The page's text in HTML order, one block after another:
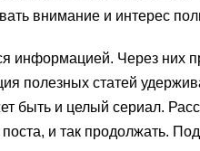
внимание и интерес
информацией. Через них
полезных статей
быть и целый сериал.
и так продолжать.